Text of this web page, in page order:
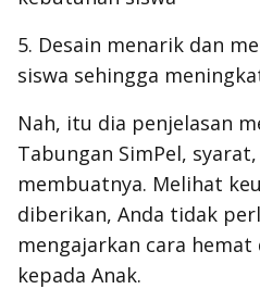
5. Desain menarik dan
siswa sehingga
Nah, itu dia penjelasan
Tabungan SimPel,
membuatnya. Melihat
diberikan, Anda tidak
mengajarkan cara hemat
kepada Anak.